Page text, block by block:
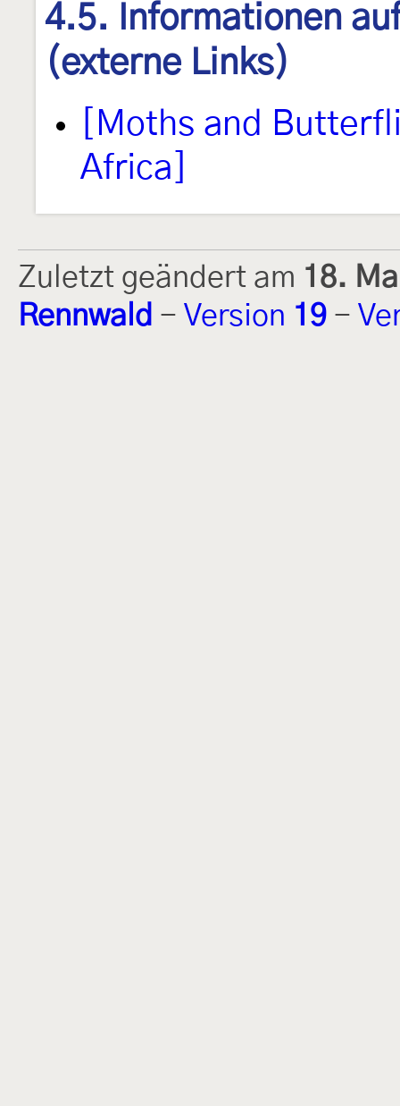
4.5. Informationen
(externe Links)
[Moths and
Africa]
Zuletzt geändert am 18.
Rennwald - Version 19 -